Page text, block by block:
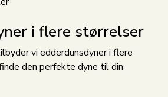
i flere størrelser
vi edderdunsdyner i flere
den perfekte dyne til din